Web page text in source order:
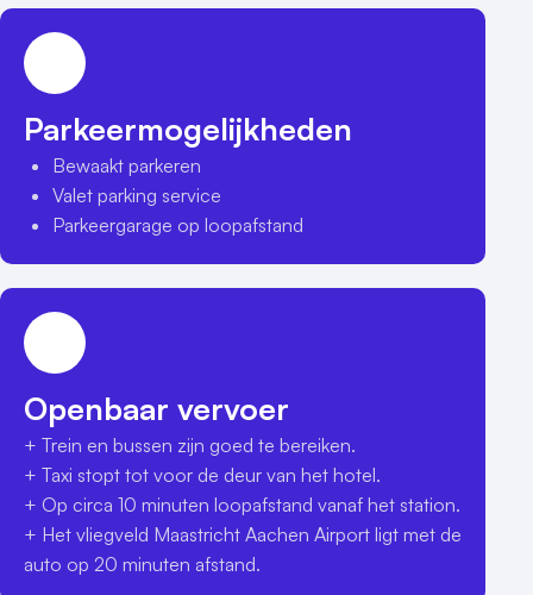
Parkeermogelijkheden
Bewaakt parkeren
Valet parking service
Parkeergarage op loopafstand
Openbaar vervoer
+ Trein en bussen zijn goed te bereiken.
+ Taxi stopt tot voor de deur van het hotel.
+ Op circa 10 minuten loopafstand vanaf het station.
+ Het vliegveld Maastricht Aachen Airport ligt met de
auto op 20 minuten afstand.